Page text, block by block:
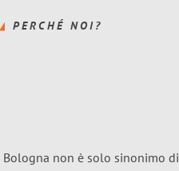
PERCHÉ NOI?
Bologna non è solo sinonimo di